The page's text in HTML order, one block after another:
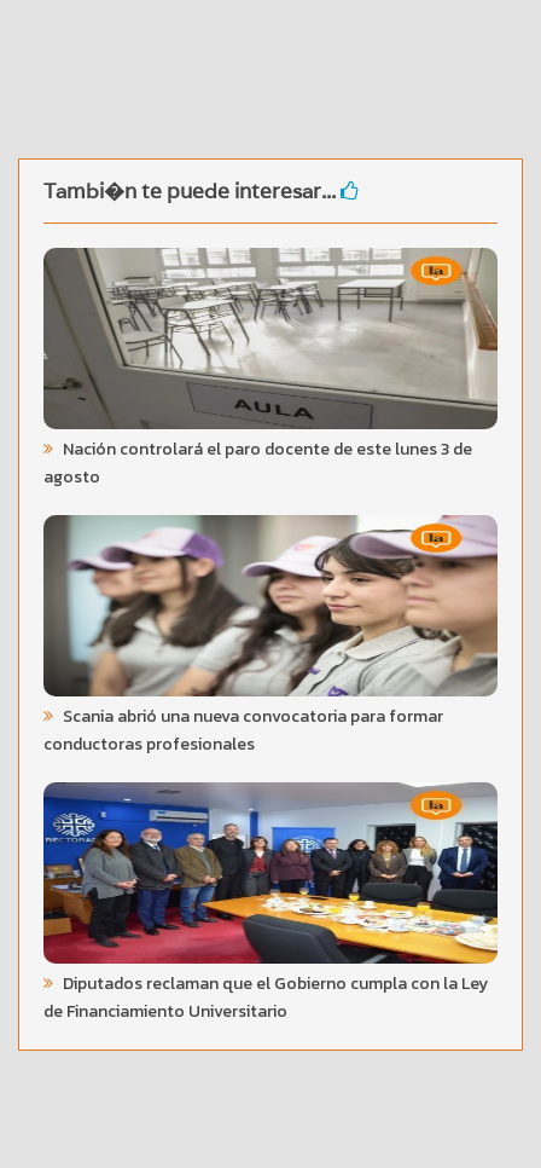
Tambi�n te puede interesar...
Nación controlará el paro docente de este lunes 3 de
agosto
Scania abrió una nueva convocatoria para formar
conductoras profesionales
Diputados reclaman que el Gobierno cumpla con la Ley
de Financiamiento Universitario